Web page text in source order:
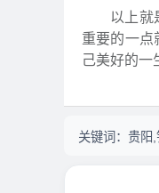
以上就是
重要的一点
己美好的一
关键词： 贵阳,